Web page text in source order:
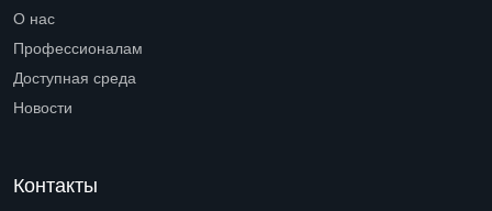
О нас
Профессионалам
Доступная среда
Новости
Контакты